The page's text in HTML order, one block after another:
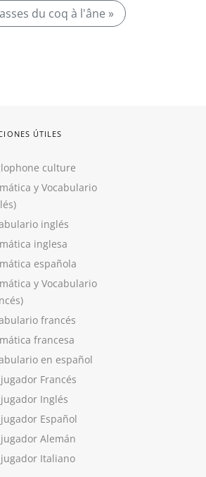
du coq à l'âne »
ÚTILES
culture
y Vocabulario
inglés
inglesa
española
y Vocabulario
francés
francesa
en español
Francés
Inglés
Español
Alemán
Italiano